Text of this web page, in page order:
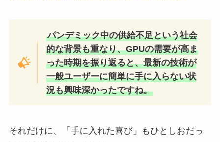
パンデミック中の供給不足という社会
的な背景も重なり、GPUの需要が高ま
った時期を振り返ると、最新の技術が
一般ユーザーに簡単に手に入らない状
況も興味深かったですね。
それだけに、「手に入れた喜び」もひとしおだっ